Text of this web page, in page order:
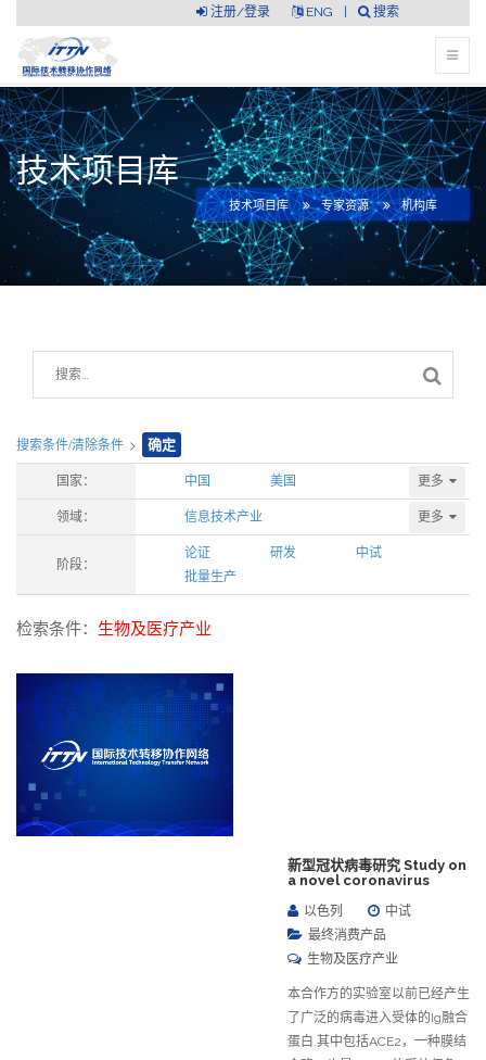
搜索
ENG
注册/登录
技术项目库
技术项目库 专家资源 机构库
搜索条件/清除条件 > 确定
国家： 中国 美国 更多
领域： 信息技术产业 更多
阶段：
论证 研发
中试
批量生产
检索条件： 生物及医疗产业
新型冠状病毒研究 Study on
a novel coronavirus
以色列
中试
最终消费产品
生物及医疗产业
本合作方的实验室以前已经产生
了广泛的病毒进入受体的Ig融合
蛋白.其中包括ACE2，一种膜结